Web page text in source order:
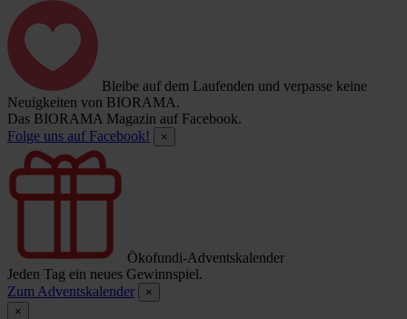
Bleibe auf dem Laufenden und verpasse keine
Neuigkeiten von BIORAMA.
Das BIORAMA Magazin auf Facebook.
Folge uns auf Facebook!
×
Ökofundi-Adventskalender
Jeden Tag ein neues Gewinnspiel.
Zum Adventskalender
×
×